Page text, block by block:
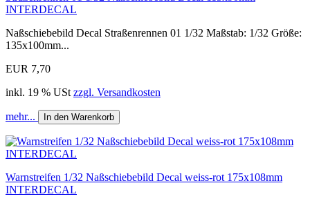
INTERDECAL
Naßschiebebild Decal Straßenrennen 01 1/32 Maßstab: 1/32 Größe:
135x100mm...
EUR 7,70
inkl. 19 % USt zzgl. Versandkosten
mehr... In den Warenkorb
Warnstreifen 1/32 Naßschiebebild Decal weiss-rot 175x108mm
INTERDECAL